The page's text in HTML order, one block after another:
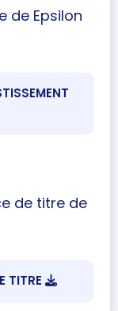
de Epsilon
de titre de
TITRE